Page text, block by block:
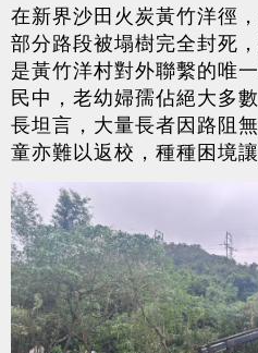
在新界沙田火炭黃竹洋徑
部分路段被塌樹完全封死
是黃竹洋村對外聯繫的唯
民中，老幼婦孺佔絕大多
長坦言，大量長者因路阻
童亦難以返校，種種困境讓